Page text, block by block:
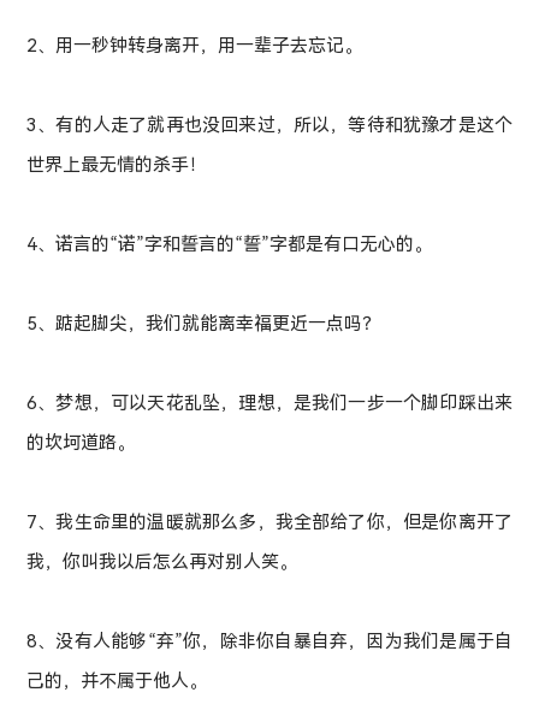
2、用一秒钟转身离开，用一辈子去忘记。
3、有的人走了就再也没回来过，所以，等待和犹豫才是这个
世界上最无情的杀手！
4、诺言的“诺”字和誓言的“誓”字都是有口无心的。
5、踮起脚尖，我们就能离幸福更近一点吗？
6、梦想，可以天花乱坠，理想，是我们一步一个脚印踩出来
的坎坷道路。
7、我生命里的温暖就那么多，我全部给了你，但是你离开了
我，你叫我以后怎么再对别人笑。
8、没有人能够“弃”你，除非你自暴自弃，因为我们是属于自
己的，并不属于他人。